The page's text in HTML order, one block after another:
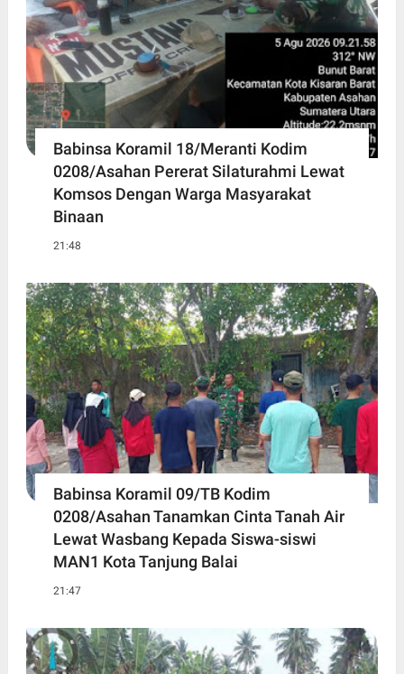
Babinsa Koramil 18/Meranti Kodim
0208/Asahan Pererat Silaturahmi Lewat
Komsos Dengan Warga Masyarakat
Binaan
21:48
Babinsa Koramil 09/TB Kodim
0208/Asahan Tanamkan Cinta Tanah Air
Lewat Wasbang Kepada Siswa-siswi
MAN1 Kota Tanjung Balai
21:47